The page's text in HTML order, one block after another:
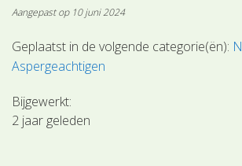
Aangepast op 10 juni 2024
Geplaatst in de volgende categorie(ën):
Aspergeachtigen
Bijgewerkt:
2 jaar geleden